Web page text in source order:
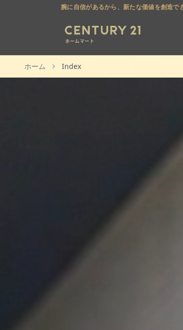
腕に自信があるから、新たな価値を創造で
ホーム Index